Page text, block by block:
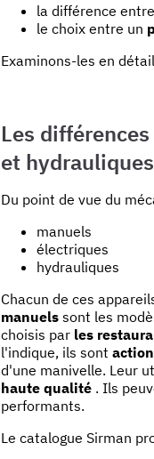
la différence
le choix entre un
Examinons-les en
Les
et hydrauliques
Du point de vue du
manuels
électriques
hydrauliques
Chacun de ces
manuelssont les
choisis par les
l'indique, ils sont
d'une manivelle. Leur
haute qualité. Ils
performants.
Le catalogue Sirman